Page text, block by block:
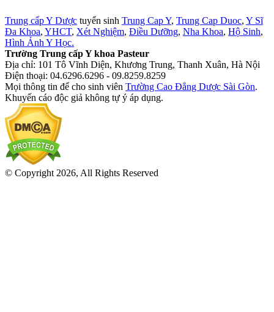
Trung cấp Y Dược tuyển sinh Trung Cap Y, Trung Cap Duoc, Y Sĩ
Đa Khoa, YHCT, Xét Nghiệm, Điều Dưỡng, Nha Khoa, Hộ Sinh,
Hình Ảnh Y Học.
Trường Trung cấp Y khoa Pasteur
Địa chỉ: 101 Tô Vĩnh Diện, Khương Trung, Thanh Xuân, Hà Nội
Điện thoại: 04.6296.6296 - 09.8259.8259
Mọi thông tin để cho sinh viên Trường Cao Đẳng Dược Sài Gòn.
Khuyến cáo độc giả không tự ý áp dụng.
© Copyright 2026, All Rights Reserved